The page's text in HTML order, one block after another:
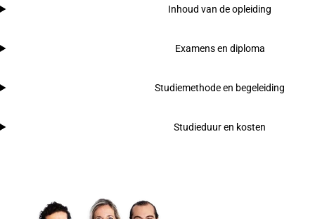
Inhoud van de opleiding
Examens en diploma
Studiemethode en begeleiding
Studieduur en kosten